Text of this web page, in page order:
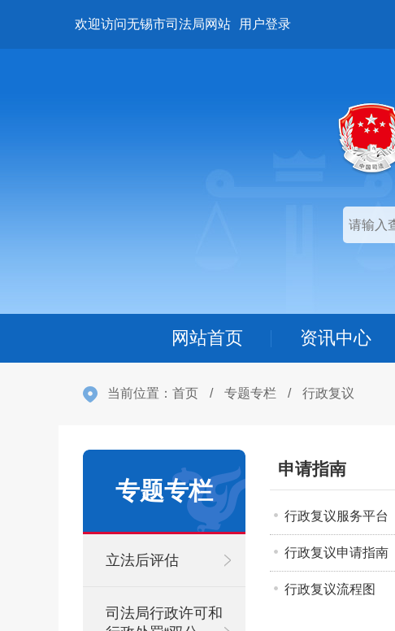
欢迎访问无锡市司法局网站 用户登录
网站首页 资讯中心
当前位置： 首页 / 专题专栏 / 行政复议
专题专栏
立法后评估
司法局行政许可和
申请指南
行政复议服务平台
行政复议申请指南
行政复议流程图